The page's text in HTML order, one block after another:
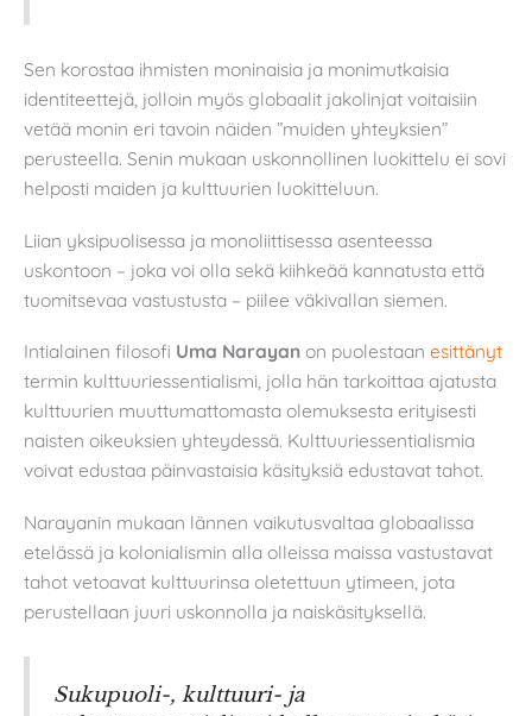
Sen korostaa ihmisten moninaisia ja monimutkaisia
identiteettejä, jolloin myös globaalit jakolinjat voitaisiin
vetää monin eri tavoin näiden ”muiden yhteyksien”
perusteella. Senin mukaan uskonnollinen luokittelu ei sovi
helposti maiden ja kulttuurien luokitteluun.
Liian yksipuolisessa ja monoliittisessa asenteessa
uskontoon – joka voi olla sekä kiihkeää kannatusta että
tuomitsevaa vastustusta – piilee väkivallan siemen.
Intialainen filosofi Uma Narayan on puolestaan esittänyt
termin kulttuuriessentialismi, jolla hän tarkoittaa ajatusta
kulttuurien muuttumattomasta olemuksesta erityisesti
naisten oikeuksien yhteydessä. Kulttuuriessentialismia
voivat edustaa päinvastaisia käsityksiä edustavat tahot.
Narayanin mukaan lännen vaikutusvaltaa globaalissa
etelässä ja kolonialismin alla olleissa maissa vastustavat
tahot vetoavat kulttuurinsa oletettuun ytimeen, jota
perustellaan juuri uskonnolla ja naiskäsityksellä.
Sukupuoli-, kulttuuri- ja